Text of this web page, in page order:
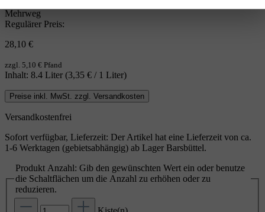
Mehrweg
Regulärer Preis:
28,10 €
zzgl. 5,10 € Pfand
Inhalt: 8.4 Liter (3,35 € / 1 Liter)
Preise inkl. MwSt. zzgl. Versandkosten
Versandkostenfrei
Sofort verfügbar, Lieferzeit: Der Artikel hat eine Lieferzeit von ca.
1-6 Werktagen (gebietsabhängig) ab Lager Barsbüttel.
Produkt Anzahl: Gib den gewünschten Wert ein oder benutze
die Schaltflächen um die Anzahl zu erhöhen oder zu
reduzieren.